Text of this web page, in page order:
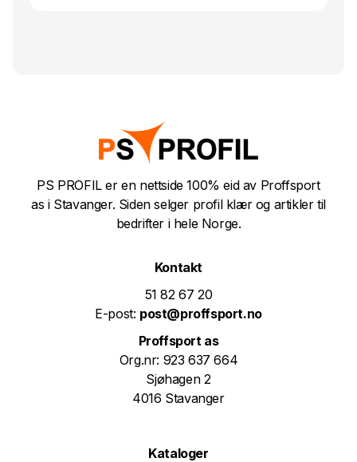
PS PROFIL er en nettside 100% eid av Proffsport
as i Stavanger. Siden selger profil klær og artikler til
bedrifter i hele Norge.
Kontakt
51 82 67 20
E-post: post@proffsport.no
Proffsport as
Org.nr: 923 637 664
Sjøhagen 2
4016 Stavanger
Kataloger